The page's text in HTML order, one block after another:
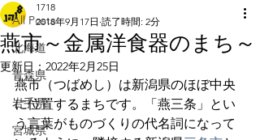
All Posts
北海道
青森県
岩手県
宮城県
燕市～金属洋食器のまち～
1718
2018年9月17日 読了時間: 2分
更新日： 2022年2月25日
燕市（つばめし）は新潟県のほぼ中央
に位置するまちです。「燕三条」とい
う言葉がものづくりの代名詞になって